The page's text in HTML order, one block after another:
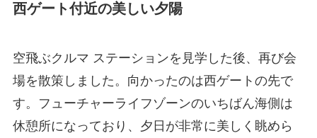
西ゲート付近の美しい夕陽
空飛ぶクルマ ステーションを見学した後、再び会
場を散策しました。向かったのは西ゲートの先で
す。フューチャーライフゾーンのいちばん海側は
休憩所になっており、夕日が非常に美しく眺めら